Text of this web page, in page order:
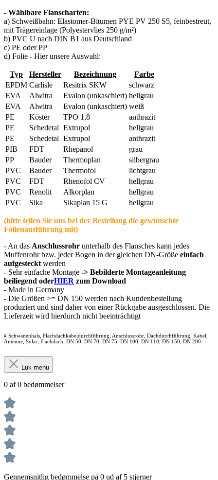
- Wählbare Flanscharten:
a) Schweißbahn: Elastomer-Bitumen PYE PV 250 S5, feinbestreut,
mit Trägereinlage (Polyestervlies 250 g/m²)
b) PVC U nach DIN B1 aus Deutschland
c) PE oder PP
d) Folie - Hier unsere Auswahl:
Typ Hersteller Bezeichnung
Farbe
EPDM Carlisle Resitrix SKW
schwarz
EVA
Alwitra Evalon (unkaschiert) hellgrau
EVA
Alwitra Evalon (unkaschiert) weiß
PE
Köster TPO 1,8
anthrazit
PE
Schedetal Extrupol
hellgrau
PE
Schedetal Extrupol
anthrazit
PIB
FDT Rhepanol
grau
PP
Bauder Thermoplan
silbergrau
PVC
Bauder Thermofol
lichtgrau
PVC
FDT Rhenofol CV
hellgrau
PVC
Renolit Alkorplan
hellgrau
PVC
Sika Sikaplan 15 G hellgrau
(bitte teilen Sie uns bei der Bestellung die gewünschte
Folienausführung mit)
- An das Anschlussrohr unterhalb des Flansches kann jedes
Muffenrohr bzw. jeder Bogen in der gleichen DN-Größe einfach
aufgesteckt werden
- Sehr einfache Montage -> Bebilderte Montageanleitung
beiliegend oderHIER zum Download
- Made in Germany
- Die Größen >= DN 150 werden nach Kundenbestellung
produziert und sind daher von einer Rückgabe ausgeschlossen. Die
Lieferzeit wird hierdurch nicht beeinträchtigt
# Schwanenhals, Flachdachkabeldurchführung, Anschlussrohr, Dachdurchführung, Kabel,
Antenne, Solar, Flachdach, DN 50, DN 70, DN 75, DN 100, DN 110, DN 150, DN 200
Luk menu
0 af 0 bedømmelser
Gennemsnitlig bedømmelse på 0 ud af 5 stjerner